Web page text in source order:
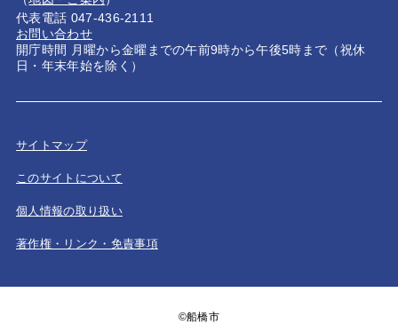
代表電話 047-436-2111
お問い合わせ
開庁時間 月曜から金曜までの午前9時から午後5時まで（祝休
日・年末年始を除く）
サイトマップ
このサイトについて
個人情報の取り扱い
著作権・リンク・免責事項
©船橋市